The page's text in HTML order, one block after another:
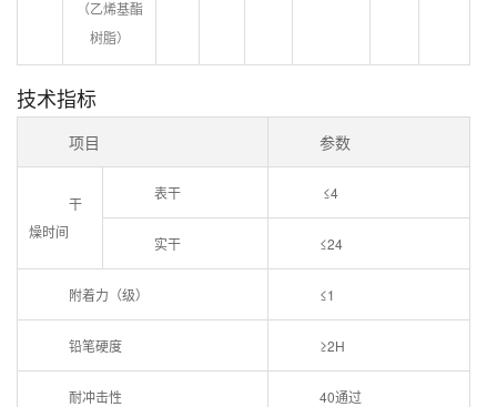
（乙烯基酯
树脂）
技术指标
项目
参数
干
燥时间
表干 ≤4
实干 ≤24
附着力（级） ≤1
铅笔硬度 ≥2H
耐冲击性 40通过